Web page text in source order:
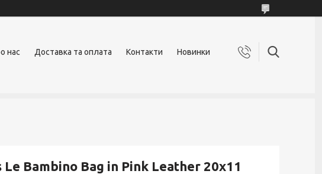
нас Доставка та оплата Контакти Новинки
Bambino Bag in Pink Leather 20х11